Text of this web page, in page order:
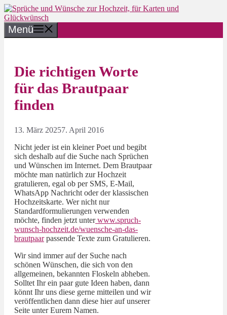
Zum
Inhalt
springen
Menü
Die richtigen Worte
für das Brautpaar
finden
13. März 20257. April 2016
Nicht jeder ist ein kleiner Poet und begibt
sich deshalb auf die Suche nach Sprüchen
und Wünschen im Internet. Dem Brautpaar
möchte man natürlich zur Hochzeit
gratulieren, egal ob per SMS, E-Mail,
WhatsApp Nachricht oder der klassischen
Hochzeitskarte. Wer nicht nur
Standardformulierungen verwenden
möchte, finden jetzt unterwww.spruch-
wunsch-hochzeit.de/wuensche-an-das-
brautpaarpassende Texte zum Gratulieren.
Wir sind immer auf der Suche nach
schönen Wünschen, die sich von den
allgemeinen, bekannten Floskeln abheben.
Solltet Ihr ein paar gute Ideen haben, dann
könnt Ihr uns diese gerne mitteilen und wir
veröffentlichen dann diese hier auf unserer
Seite unter Eurem Namen.